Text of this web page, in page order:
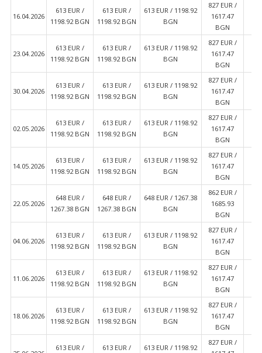
16.04.2026
613 EUR /
1198.92 BGN
613 EUR /
1198.92 BGN
613 EUR / 1198.92
BGN
827 EUR /
1617.47
BGN
23.04.2026
613 EUR /
1198.92 BGN
613 EUR /
1198.92 BGN
613 EUR / 1198.92
BGN
827 EUR /
1617.47
BGN
30.04.2026
613 EUR /
1198.92 BGN
613 EUR /
1198.92 BGN
613 EUR / 1198.92
BGN
827 EUR /
1617.47
BGN
02.05.2026
613 EUR /
1198.92 BGN
613 EUR /
1198.92 BGN
613 EUR / 1198.92
BGN
827 EUR /
1617.47
BGN
14.05.2026
613 EUR /
1198.92 BGN
613 EUR /
1198.92 BGN
613 EUR / 1198.92
BGN
827 EUR /
1617.47
BGN
22.05.2026
648 EUR /
1267.38 BGN
648 EUR /
1267.38 BGN
648 EUR / 1267.38
BGN
862 EUR /
1685.93
BGN
04.06.2026
613 EUR /
1198.92 BGN
613 EUR /
1198.92 BGN
613 EUR / 1198.92
BGN
827 EUR /
1617.47
BGN
11.06.2026
613 EUR /
1198.92 BGN
613 EUR /
1198.92 BGN
613 EUR / 1198.92
BGN
827 EUR /
1617.47
BGN
18.06.2026
613 EUR /
1198.92 BGN
613 EUR /
1198.92 BGN
613 EUR / 1198.92
BGN
827 EUR /
1617.47
BGN
613 EUR /
613 EUR /
613 EUR / 1198.92
827 EUR /